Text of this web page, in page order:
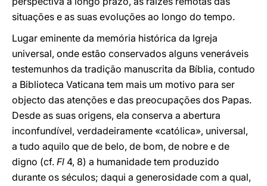
situações e as suas evoluções ao longo do tempo.
Lugar eminente da memória histórica da Igreja
universal, onde estão conservados alguns veneráveis
testemunhos da tradição manuscrita da Bíblia, contudo
a Biblioteca Vaticana tem mais um motivo para ser
objecto das atenções e das preocupações dos Papas.
Desde as suas origens, ela conserva a abertura
inconfundível, verdadeiramente «católica», universal,
a tudo aquilo que de belo, de bom, de nobre e de
digno (cf. Fl 4, 8) a humanidade tem produzido
durante os séculos; daqui a generosidade com a qual,